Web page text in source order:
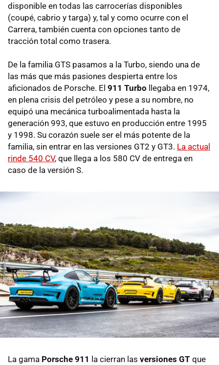
disponible en todas las carrocerías disponibles
(coupé, cabrio y targa) y, tal y como ocurre con el
Carrera, también cuenta con opciones tanto de
tracción total como trasera.
De la familia GTS pasamos a la Turbo, siendo una de
las más que más pasiones despierta entre los
aficionados de Porsche. El 911 Turbo llegaba en 1974,
en plena crisis del petróleo y pese a su nombre, no
equipó una mecánica turboalimentada hasta la
generación 993, que estuvo en producción entre 1995
y 1998. Su corazón suele ser el más potente de la
familia, sin entrar en las versiones GT2 y GT3. La actual
rinde 540 CV, que llega a los 580 CV de entrega en
caso de la versión S.
La gama Porsche 911 la cierran las versiones GT que